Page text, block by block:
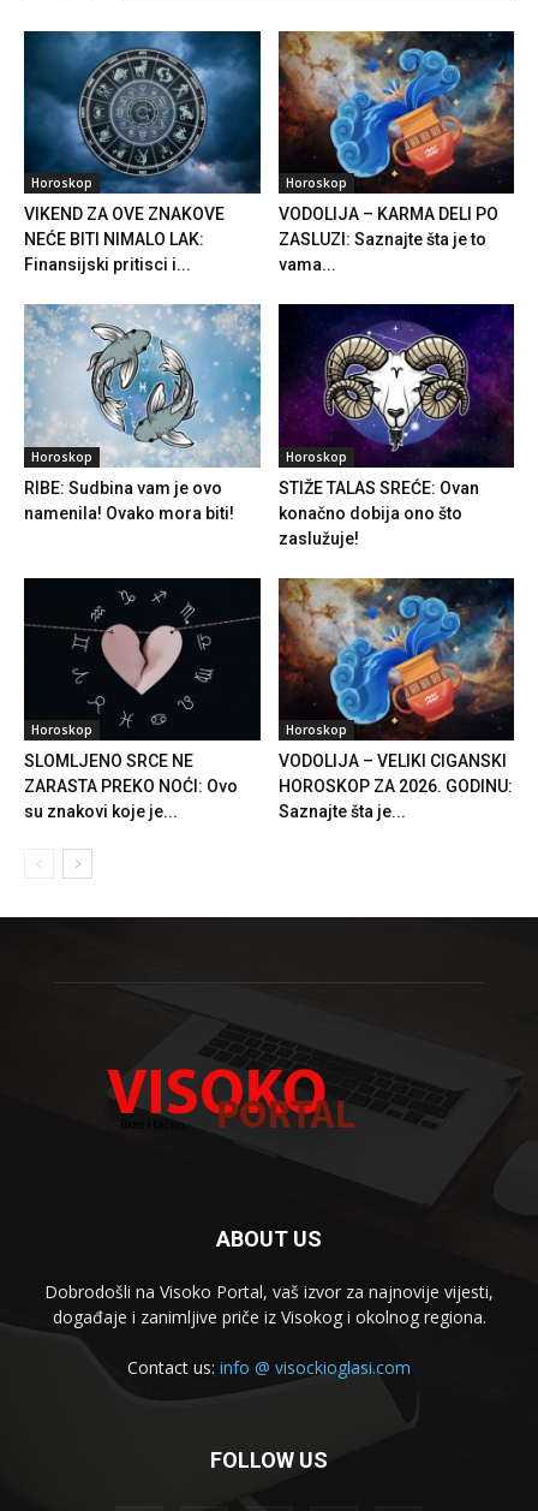
Horoskop
VIKEND ZA OVE ZNAKOVE
NEĆE BITI NIMALO LAK:
Finansijski pritisci i...
Horoskop
VODOLIJA – KARMA DELI PO
ZASLUZI: Saznajte šta je to
vama...
Horoskop
RIBE: Sudbina vam je ovo
namenila! Ovako mora biti!
Horoskop
STIŽE TALAS SREĆE: Ovan
konačno dobija ono što
zaslužuje!
Horoskop
SLOMLJENO SRCE NE
ZARASTA PREKO NOĆI: Ovo
su znakovi koje je...
Horoskop
VODOLIJA – VELIKI CIGANSKI
HOROSKOP ZA 2026. GODINU:
Saznajte šta je...
ABOUT US
Dobrodošli na Visoko Portal, vaš izvor za najnovije vijesti,
događaje i zanimljive priče iz Visokog i okolnog regiona.
Contact us: info @ visockioglasi.com
FOLLOW US